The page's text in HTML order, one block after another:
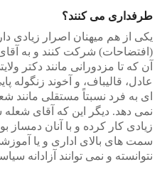
طرفداری می کنند؟
یکی از هم میهنان اصرار زیادی
(افتضاحات) شرکت کنند و به
آن که تا مزدورانی مانند دکتر
عادل، قالیباف، و آخوند زنگوله
ای به فرد نسبتاً مستقلی
نمی دهد. دیگر این که آقای
زیادی کار کرده و با آنان دمساز
سمت های بالای اداری و یا
نتوانسته و نمی توانند آزادانه